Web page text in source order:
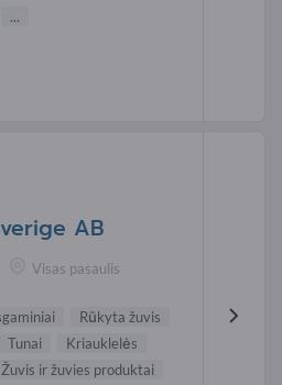
...
AB
Visas pasaulis
Rūkyta žuvis
Tunai
Kriauklelės
Žuvis ir žuvies produktai